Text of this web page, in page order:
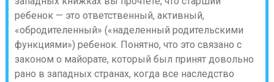
ребенок — это ответственный, активный,
«обродителенный» («наделенный родительскими
функциями») ребенок. Понятно, что это связано с
законом о майорате, который был принят довольно
рано в западных странах, когда все наследство